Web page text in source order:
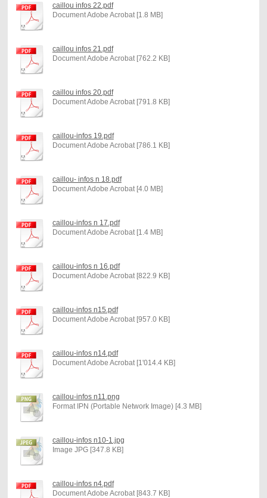
caillou infos 22.pdf
Document Adobe Acrobat [1.8 MB]
caillou infos 21.pdf
Document Adobe Acrobat [762.2 KB]
caillou infos 20.pdf
Document Adobe Acrobat [791.8 KB]
caillou-infos 19.pdf
Document Adobe Acrobat [786.1 KB]
caillou- infos n 18.pdf
Document Adobe Acrobat [4.0 MB]
caillou-infos n 17.pdf
Document Adobe Acrobat [1.4 MB]
caillou-infos n 16.pdf
Document Adobe Acrobat [822.9 KB]
caillou-infos n15.pdf
Document Adobe Acrobat [957.0 KB]
caillou-infos n14.pdf
Document Adobe Acrobat [1'014.4 KB]
caillou-infos n11.png
Format IPN (Portable Network Image) [4.3 MB]
caillou-infos n10-1.jpg
Image JPG [347.8 KB]
caillou-infos n4.pdf
Document Adobe Acrobat [843.7 KB]